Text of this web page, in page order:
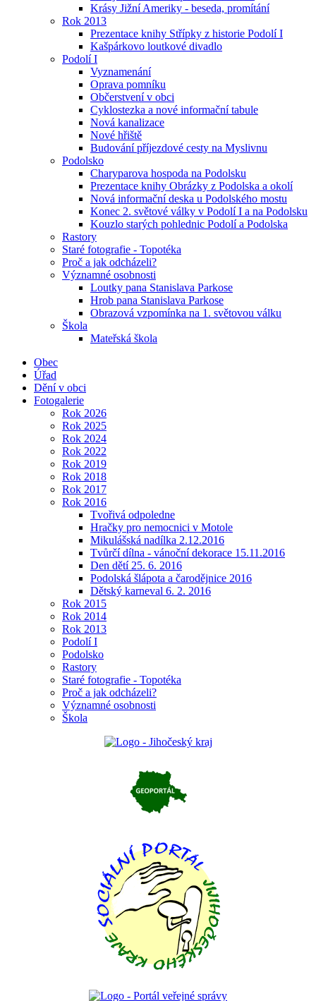
Krásy Jižní Ameriky - beseda, promítání
Rok 2013
Prezentace knihy Střípky z historie Podolí I
Kašpárkovo loutkové divadlo
Podolí I
Vyznamenání
Oprava pomníku
Občerstvení v obci
Cyklostezka a nové informační tabule
Nová kanalizace
Nové hřiště
Budování příjezdové cesty na Myslivnu
Podolsko
Charyparova hospoda na Podolsku
Prezentace knihy Obrázky z Podolska a okolí
Nová informační deska u Podolského mostu
Konec 2. světové války v Podolí I a na Podolsku
Kouzlo starých pohlednic Podolí a Podolska
Rastory
Staré fotografie - Topotéka
Proč a jak odcházeli?
Významné osobnosti
Loutky pana Stanislava Parkose
Hrob pana Stanislava Parkose
Obrazová vzpomínka na 1. světovou válku
Škola
Mateřská škola
Obec
Úřad
Dění v obci
Fotogalerie
Rok 2026
Rok 2025
Rok 2024
Rok 2022
Rok 2019
Rok 2018
Rok 2017
Rok 2016
Tvořivá odpoledne
Hračky pro nemocnici v Motole
Mikulášská nadílka 2.12.2016
Tvůrčí dílna - vánoční dekorace 15.11.2016
Den dětí 25. 6. 2016
Podolská šlápota a čarodějnice 2016
Dětský karneval 6. 2. 2016
Rok 2015
Rok 2014
Rok 2013
Podolí I
Podolsko
Rastory
Staré fotografie - Topotéka
Proč a jak odcházeli?
Významné osobnosti
Škola